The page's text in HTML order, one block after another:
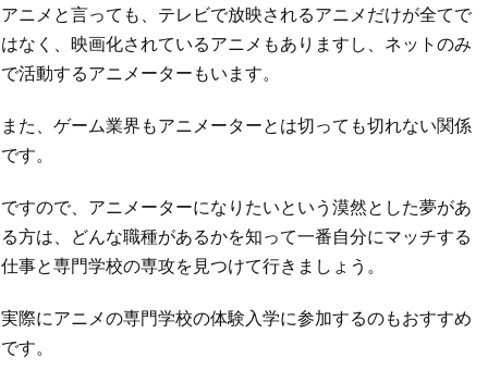
アニメと言っても、テレビで放映されるアニメだけが全てで
はなく、映画化されているアニメもありますし、ネットのみ
で活動するアニメーターもいます。
また、ゲーム業界もアニメーターとは切っても切れない関係
です。
ですので、アニメーターになりたいという漠然とした夢があ
る方は、どんな職種があるかを知って一番自分にマッチする
仕事と専門学校の専攻を見つけて行きましょう。
実際にアニメの専門学校の体験入学に参加するのもおすすめ
です。